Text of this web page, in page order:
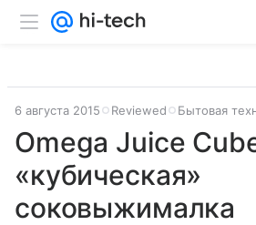
6 августа 2015 Reviewed Бытовая
Omega Juice
«кубическая»
соковыжималка